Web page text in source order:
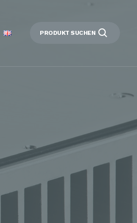
PRODUKT SUCHEN